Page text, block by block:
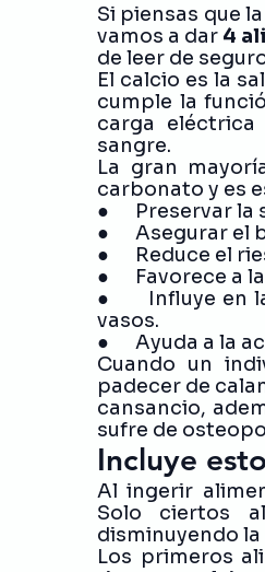
Si piensas que
vamos a dar 4
de leer de
El calcio es la
cumple la
carga
sangre.
La gran
carbonato y es
●      Preservar
●      Asegurar
●      Reduce el
●      Favorece a
●      Influye en
vasos.
●      Ayuda a la
Cuando un
padecer de
cansancio,
sufre de
Incluye
Al ingerir
Solo ciertos
disminuyendo
Los primeros